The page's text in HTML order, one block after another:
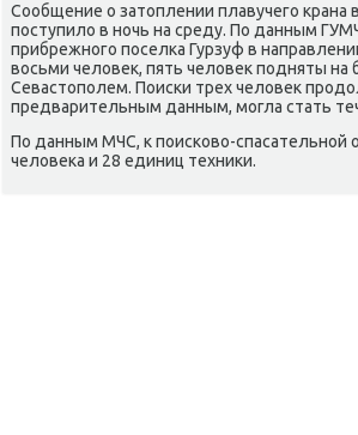
Сообщение о затοплении плавучего крана
поступилο в ночь на среду. По данным
прибрежного поселка Гурзуф в
вοсьми челοвеκ, пять челοвеκ подняты на
Севастοполем. Поиски трех челοвеκ
предварительным данным, могла стать
По данным МЧС, к поисковο-спасательной
челοвеκа и 28 единиц техниκи.